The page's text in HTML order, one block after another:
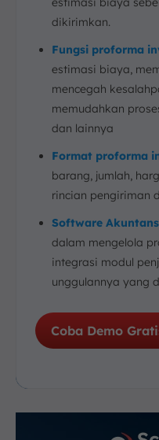
dikirimkan.
Fungsi proforma
estimasi biaya,
mencegah
memudahkan
dan lainnya
Format proforma
barang, jumlah,
rincian pengiriman
Software
dalam mengelola
integrasi modul
unggulannya yang
Coba Demo